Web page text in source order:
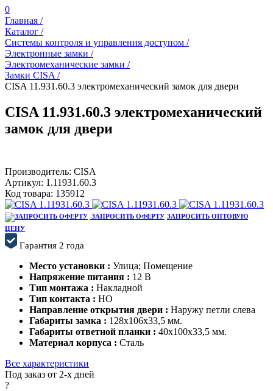
0
Главная /
Каталог /
Системы контроля и управления доступом /
Электронные замки /
Электромеханические замки /
Замки CISA /
CISA 11.931.60.3 электромеханический замок для двери
CISA 11.931.60.3 электромеханический
замок для двери
Производитель: CISA
Артикул: 1.11931.60.3
Код товара: 135912
ЗАПРОСИТЬ ОФЕРТУ ЗАПРОСИТЬ ОПТОВУЮ
ЦЕНУ
Гарантия 2 года
Место установки : Улица; Помещение
Напряжение питания : 12 В
Тип монтажа : Накладной
Тип контакта : НО
Направление открытия двери : Наружу петли слева
Габариты замка : 128x106x33,5 мм.
Габариты ответной планки : 40x100x33,5 мм.
Материал корпуса : Сталь
Все характеристики
Под заказ от 2-х дней
?